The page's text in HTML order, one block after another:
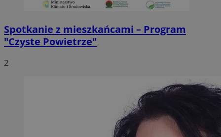
Spotkanie z mieszkańcami – Program
"Czyste Powietrze"
2